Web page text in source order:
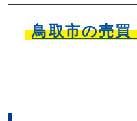
鳥取市の売